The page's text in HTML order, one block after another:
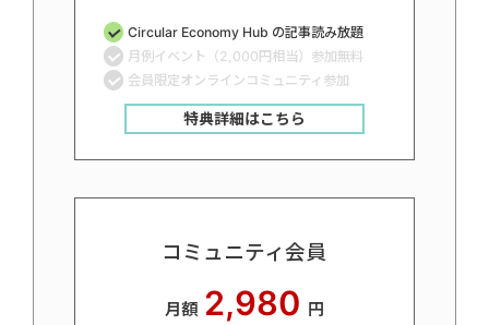
Circular Economy Hub の記事読み放題
月例イベント（2,000円相当）参加無料
会員限定オンラインコミュニティ参加
特典詳細はこちら
コミュニティ会員
月額 2,980 円